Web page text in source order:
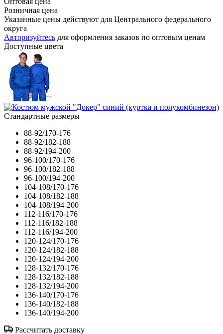
Розничная цена
Указанные цены действуют для Центрального федерального
округа
Авторизуйтесь для оформления заказов по оптовым ценам
Доступные цвета
Стандартные размеры
88-92/170-176
88-92/182-188
88-92/194-200
96-100/170-176
96-100/182-188
96-100/194-200
104-108/170-176
104-108/182-188
104-108/194-200
112-116/170-176
112-116/182-188
112-116/194-200
120-124/170-176
120-124/182-188
120-124/194-200
128-132/170-176
128-132/182-188
128-132/194-200
136-140/170-176
136-140/182-188
136-140/194-200
Рассчитать доставку